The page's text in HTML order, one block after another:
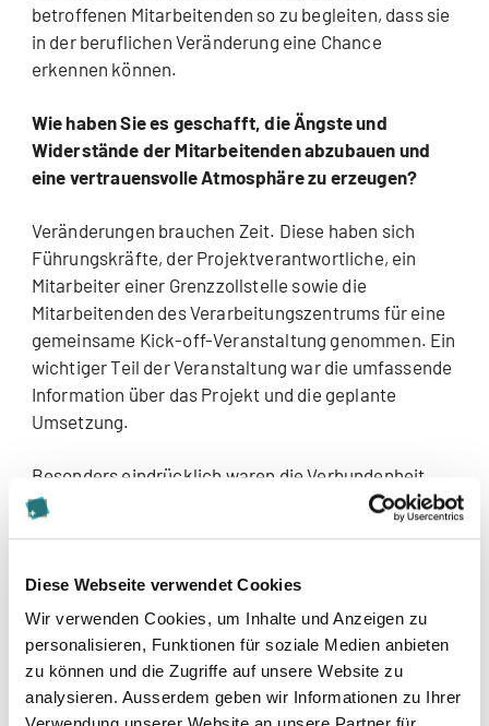
Diese Webseite verwendet Cookies
Wir verwenden Cookies, um Inhalte und Anzeigen zu
personalisieren, Funktionen für soziale Medien anbieten
zu können und die Zugriffe auf unsere Website zu
analysieren. Ausserdem geben wir Informationen zu Ihrer
betroffenen Mitarbeitenden so zu begleiten, dass sie
in der beruflichen Veränderung eine Chance
erkennen können.
Wie haben Sie es geschafft, die Ängste und
Widerstände der Mitarbeitenden abzubauen und
eine vertrauensvolle Atmosphäre zu erzeugen?
Veränderungen brauchen Zeit. Diese haben sich
Führungskräfte, der Projektverantwortliche, ein
Mitarbeiter einer Grenzzollstelle sowie die
Mitarbeitenden des Verarbeitungszentrums für eine
gemeinsame Kick-off-Veranstaltung genommen. Ein
wichtiger Teil der Veranstaltung war die umfassende
Information über das Projekt und die geplante
Umsetzung.
Besonders eindrücklich waren die Verbundenheit
und der positive Einfluss auf die Atmosphäre, die
durch eine kurze Intervention zur gemeinsamen
das eine Aufstellung aller Teilnehmenden auf einer
Timeline, je nachdem an welchem Zeitpunkt sie zum
ersten Mal mit dem Verarbeitungszentrum in Kontakt
getreten waren. Die Teilnehmenden erhielten so
Stimmen und Gesichter. Es entstand ein
gemeinsames Bewusstsein und eine Beziehung